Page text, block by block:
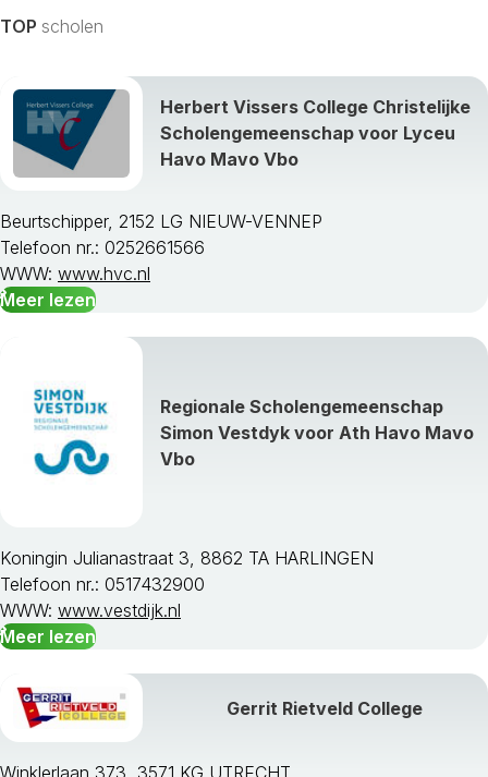
Alle studievakken weergeven »
TOP scholen
Herbert Vissers College Christelijke
Scholengemeenschap voor Lyceu
Havo Mavo Vbo
Beurtschipper, 2152 LG NIEUW-VENNEP
Telefoon nr.: 0252661566
WWW: www.hvc.nl
Meer lezen
Regionale Scholengemeenschap
Simon Vestdyk voor Ath Havo Mavo
Vbo
Koningin Julianastraat 3, 8862 TA HARLINGEN
Telefoon nr.: 0517432900
WWW: www.vestdijk.nl
Meer lezen
Gerrit Rietveld College